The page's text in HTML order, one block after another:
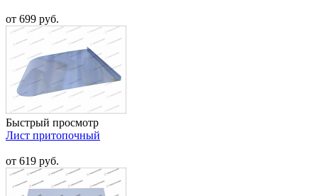
от 699 руб.
Быстрый просмотр
Лист притопочный
от 619 руб.